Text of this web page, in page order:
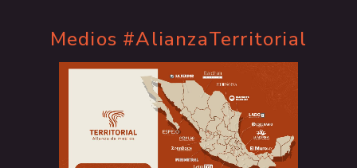
Medios #AlianzaTerritorial